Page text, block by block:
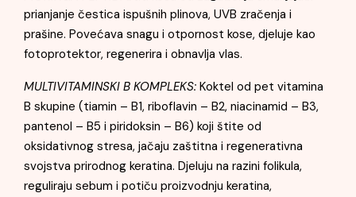
prianjanje čestica ispušnih plinova, UVB zračenja i
prašine. Povećava snagu i otpornost kose, djeluje kao
fotoprotektor, regenerira i obnavlja vlas.
MULTIVITAMINSKI B KOMPLEKS: Koktel od pet vitamina
B skupine (tiamin – B1, riboflavin – B2, niacinamid – B3,
pantenol – B5 i piridoksin – B6) koji štite od
oksidativnog stresa, jačaju zaštitna i regenerativna
svojstva prirodnog keratina. Djeluju na razini folikula,
reguliraju sebum i potiču proizvodnju keratina,